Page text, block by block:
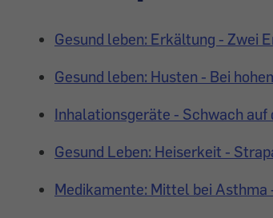
Gesund leben: Erkältung - Zwei
Gesund leben: Husten - Bei
Inhalationsgeräte - Schwach auf
Gesund Leben: Heiserkeit -
Medikamente: Mittel bei